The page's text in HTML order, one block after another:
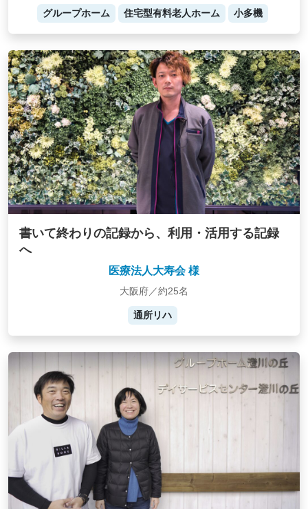
グループホーム 住宅型有料老人ホーム 小多機
書いて終わりの記録から、利用・活用する記録
へ
医療法人大寿会 様
大阪府／約25名
通所リハ